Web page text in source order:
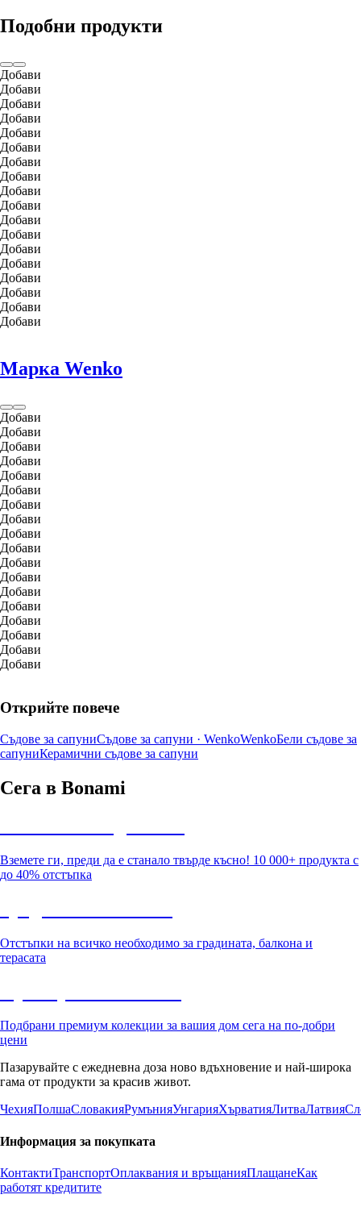
Подобни продукти
Добави
Добави
Добави
Добави
Добави
Добави
Добави
Добави
Добави
Добави
Добави
Добави
Добави
Добави
Добави
Добави
Добави
Добави
Марка Wenko
Добави
Добави
Добави
Добави
Добави
Добави
Добави
Добави
Добави
Добави
Добави
Добави
Добави
Добави
Добави
Добави
Добави
Добави
Открийте повече
Съдове за сапуниСъдове за сапуни · WenkoWenkoБели съдове за
сапуниКерамични съдове за сапуни
Сега в Bonami
Вземете ги, преди да е станало твърде късно! 10 000+ продукта с
до 40% отстъпка
Отстъпки на всичко необходимо за градината, балкона и
терасата
Подбрани премиум колекции за вашия дом сега на по-добри
цени
Пазарувайте с ежедневна доза ново вдъхновение и най-широка
гама от продукти за красив живот.
ЧехияПолшаСловакияРумънияУнгарияХърватияЛитваЛатвия
Информация за покупката
КонтактиТранспортОплаквания и връщанияПлащанеКак
работят кредитите